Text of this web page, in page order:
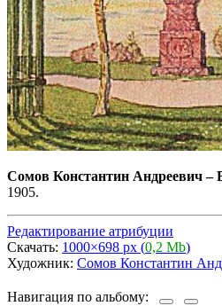
Сомов Константин Андреевич–
1905.
Редактирование атрибуции
Скачать: 1000×698 px (0,2 Mb)
Художник: Сомов Константин
Навигация по альбому: